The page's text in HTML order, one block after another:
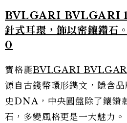
BVLGARI BVLGARI
針式耳環，飾以密鑲鑽
0
寶格麗BVLGARI
源自古錢幣環形鐫文，隱含
史DNA，中央圓盤除了鑲鑽
石，多變風格更是一大魅力。